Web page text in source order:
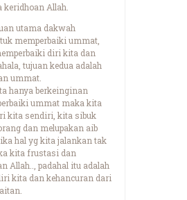
keridhoan Allah.
utama dakwah
memperbaiki ummat,
diri kita dan
tujuan kedua adalah
ummat.
hanya berkeinginan
ummat maka kita
kita sendiri, kita sibuk
dan melupakan aib
hal yg kita jalankan tak
kita frustasi dan
Allah.., padahal itu adalah
kita dan kehancuran dari